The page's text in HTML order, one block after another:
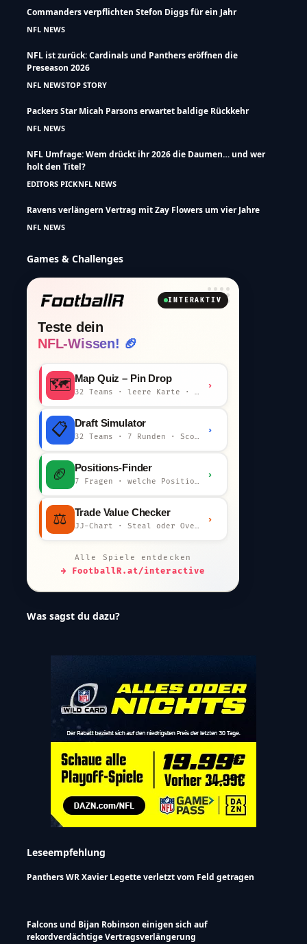
Commanders verpflichten Stefon Diggs für ein Jahr
NFL NEWS
NFL ist zurück: Cardinals und Panthers eröffnen die
Preseason 2026
NFL NEWSTOP STORY
Packers Star Micah Parsons erwartet baldige Rückkehr
NFL NEWS
NFL Umfrage: Wem drückt ihr 2026 die Daumen… und wer
holt den Titel?
EDITORS PICKNFL NEWS
Ravens verlängern Vertrag mit Zay Flowers um vier Jahre
NFL NEWS
Games & Challenges
INTERAKTIV
Teste dein
NFL-Wissen! 🏈
🗺️ Map Quiz – Pin Drop
32 Teams · leere Karte · km-Wertung
›
📋 Draft Simulator
32 Teams · 7 Runden · Scout-Kommentar
›
🏈 Positions-Finder
7 Fragen · welche Position bist du?
›
⚖️ Trade Value Checker
JJ-Chart · Steal oder Overpay?
›
Alle Spiele entdecken
→ FootballR.at/interactive
Was sagst du dazu?
Leseempfehlung
Panthers WR Xavier Legette verletzt vom Feld getragen
Falcons und Bijan Robinson einigen sich auf
rekordverdächtige Vertragsverlängerung